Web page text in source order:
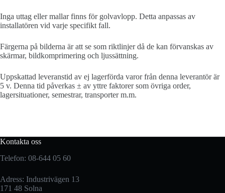
Inga uttag eller mallar finns för golvavlopp. Detta anpassas av
installatören vid varje specifikt fall.
Färgerna på bilderna är att se som riktlinjer då de kan förvanskas av
skärmar, bildkomprimering och ljussättning.
Uppskattad leveranstid av ej lagerförda varor från denna leverantör är
5 v. Denna tid påverkas ± av yttre faktorer som övriga order,
lagersituationer, semestrar, transporter m.m.
Kontakta oss
Telefon: 08-644 05 60
Adress: Industrivägen 13
171 48 Solna